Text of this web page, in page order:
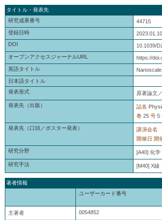
タイトル・発表先
研究成果番号
44715
登録日時
DOI
10.1039/
オープンアクセスジャーナルURL
https://
英語タイトル
日本語タイトル
発表形式
原著論文
発表先（出版） 誌名
巻 25 号 5
発表先（口頭／ポスター発表）
講演会名
開催日 開
研究分野 [A40] 化学
研究手法 [M40] X線
著者情報
ユーザーカード番号
主著者 0054852